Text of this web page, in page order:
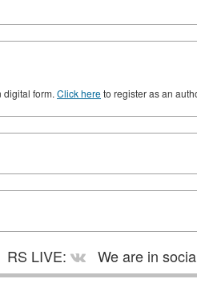
digital form. Click hereto register as an
RS LIVE:
We are in